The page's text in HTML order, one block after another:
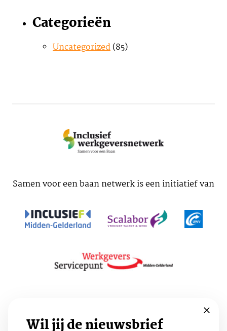
Categorieën
Uncategorized(85)
Samen voor een baan netwerk is een initiatief van
Wil jij de nieuwsbrief